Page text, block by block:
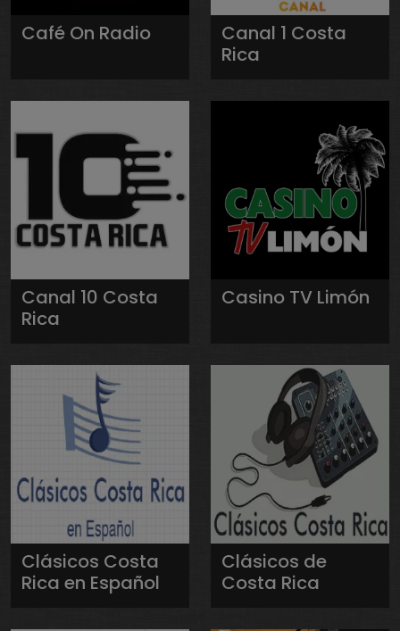
Café On Radio
Canal 1 Costa
Rica
Canal 10 Costa
Rica
Casino TV Limón
Clásicos Costa
Rica en Español
Clásicos de
Costa Rica